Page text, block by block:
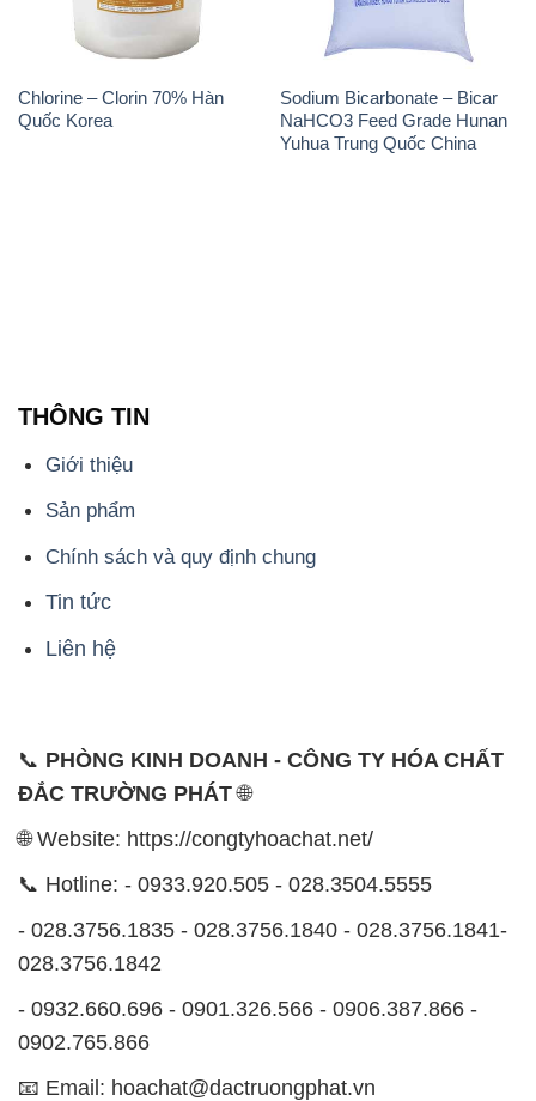
Chlorine – Clorin 70% Hàn
Quốc Korea
Sodium Bicarbonate – Bicar
NaHCO3 Feed Grade Hunan
Yuhua Trung Quốc China
THÔNG TIN
Giới thiệu
Sản phẩm
Chính sách và quy định chung
Tin tức
Liên hệ
📞 PHÒNG KINH DOANH - CÔNG TY HÓA CHẤT
ĐẮC TRƯỜNG PHÁT🌐
🌐 Website: https://congtyhoachat.net/
📞 Hotline: - 0933.920.505 - 028.3504.5555
- 028.3756.1835 - 028.3756.1840 - 028.3756.1841-
028.3756.1842
- 0932.660.696 - 0901.326.566 - 0906.387.866 -
0902.765.866
📧 Email: hoachat@dactruongphat.vn